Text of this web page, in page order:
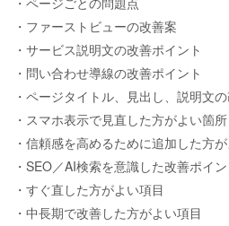
・ファーストビューの改善案
・サービス説明文の改善ポイント
・問い合わせ導線の改善ポイント
・ページタイトル、見出し、説明文
・スマホ表示で見直した方がよい箇所
・信頼感を高めるために追加した方
・ SEO／AI検索を意識した改善ポイン
・すぐ直した方がよい項目
・中長期で改善した方がよい項目